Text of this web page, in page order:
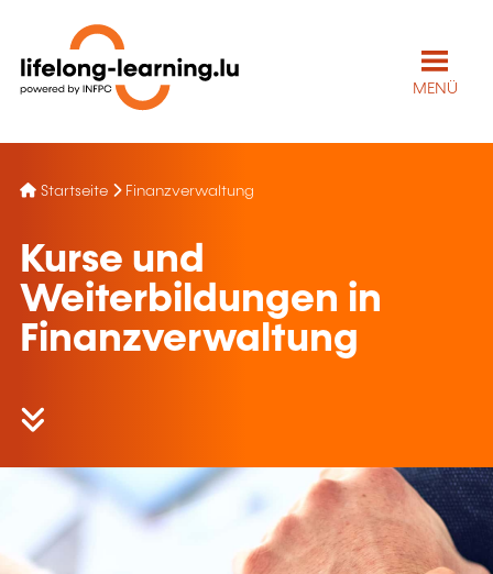
MENÜ
Startseite Finanzverwaltung
Kurse und
Weiterbildungen in
Finanzverwaltung